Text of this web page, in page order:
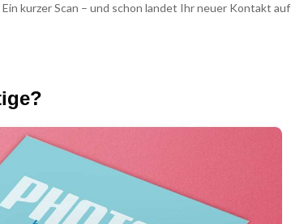
kurzer Scan – und schon landet Ihr neuer Kontakt auf